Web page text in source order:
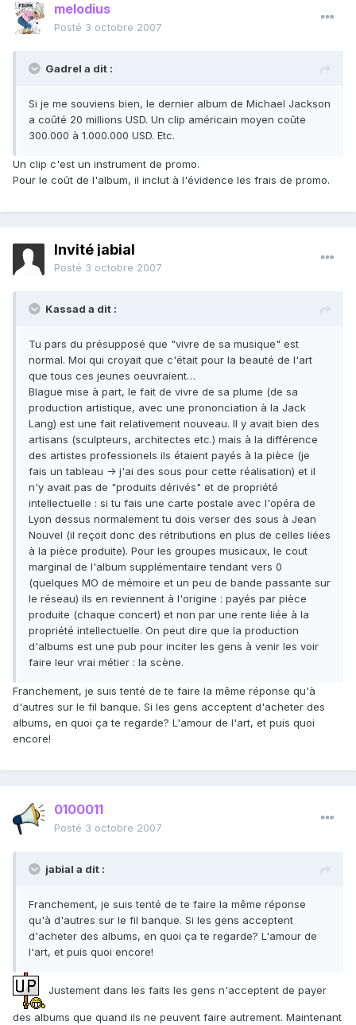
melodius
Posté 3 octobre 2007
Gadrel a dit :
Si je me souviens bien, le dernier album de Michael Jackson
a coûté 20 millions USD. Un clip américain moyen coûte
300.000 à 1.000.000 USD. Etc.
Un clip c'est un instrument de promo.
Pour le coût de l'album, il inclut à l'évidence les frais de promo.
Invité jabial
Posté 3 octobre 2007
Kassad a dit :
Tu pars du présupposé que "vivre de sa musique" est
normal. Moi qui croyait que c'était pour la beauté de l'art
que tous ces jeunes oeuvraient…
Blague mise à part, le fait de vivre de sa plume (de sa
production artistique, avec une prononciation à la Jack
Lang) est une fait relativement nouveau. Il y avait bien des
artisans (sculpteurs, architectes etc.) mais à la différence
des artistes professionels ils étaient payés à la pièce (je
fais un tableau -> j'ai des sous pour cette réalisation) et il
n'y avait pas de "produits dérivés" et de propriété
intellectuelle : si tu fais une carte postale avec l'opéra de
Lyon dessus normalement tu dois verser des sous à Jean
Nouvel (il reçoit donc des rétributions en plus de celles liées
à la pièce produite). Pour les groupes musicaux, le cout
marginal de l'album supplémentaire tendant vers 0
(quelques MO de mémoire et un peu de bande passante sur
le réseau) ils en reviennent à l'origine : payés par pièce
produite (chaque concert) et non par une rente liée à la
propriété intellectuelle. On peut dire que la production
d'albums est une pub pour inciter les gens à venir les voir
faire leur vrai métier : la scène.
Franchement, je suis tenté de te faire la même réponse qu'à
d'autres sur le fil banque. Si les gens acceptent d'acheter des
albums, en quoi ça te regarde? L'amour de l'art, et puis quoi
encore!
0100011
Posté 3 octobre 2007
jabial a dit :
Franchement, je suis tenté de te faire la même réponse
qu'à d'autres sur le fil banque. Si les gens acceptent
d'acheter des albums, en quoi ça te regarde? L'amour de
l'art, et puis quoi encore!
Justement dans les faits les gens n'acceptent de payer
des albums que quand ils ne peuvent faire autrement. Maintenant